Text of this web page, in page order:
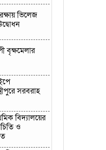
ভিলেজ
বৃক্ষমেলার
সরবরাহ
বিদ্যালয়ের
ও